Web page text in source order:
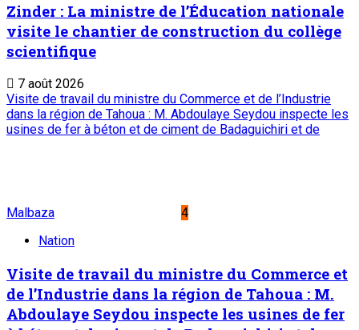
Zinder : La ministre de l’Éducation nationale
visite le chantier de construction du collège
scientifique
7 août 2026
Visite de travail du ministre du Commerce et de l’Industrie
dans la région de Tahoua : M. Abdoulaye Seydou inspecte les
usines de fer à béton et de ciment de Badaguichiri et de
Malbaza
4
Nation
Visite de travail du ministre du Commerce et
de l’Industrie dans la région de Tahoua : M.
Abdoulaye Seydou inspecte les usines de fer